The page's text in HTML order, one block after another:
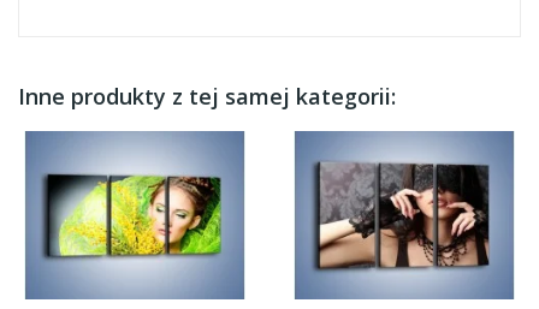
Inne produkty z tej samej kategorii: